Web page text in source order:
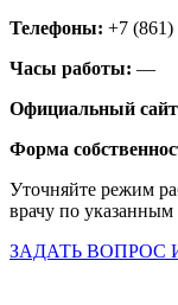
Телефоны: +7 (861)
Часы работы: —
Официальный
Форма
Уточняйте режим
врачу по указанным
ЗАДАТЬ ВОПРОС